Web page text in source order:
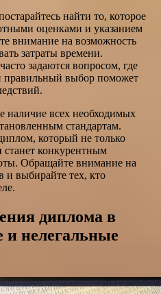
найти то, которое
оценками и указанием
внимание на возможность
затраты времени.
задаются вопросом, где
правильный выбор поможет
наличие всех необходимых
стандартам.
который не только
конкурентным
Обращайте внимание на
выбирайте тех, кто
диплома в
и нелегальные